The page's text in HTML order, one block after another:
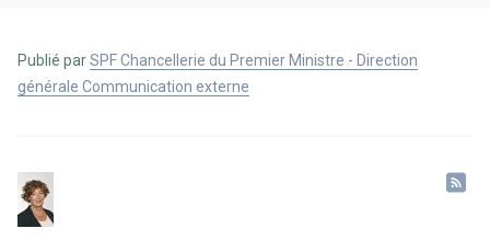
Publié parSPF Chancellerie du Premier Ministre - Direction
générale Communication externe